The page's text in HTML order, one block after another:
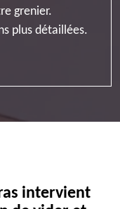
grenier.
plus détaillées.
intervient